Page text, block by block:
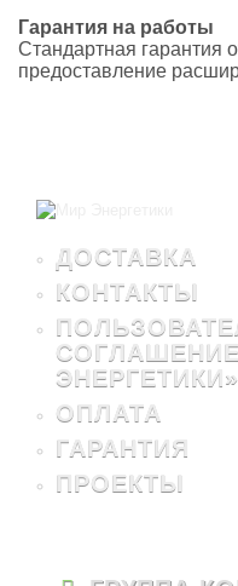
Гарантия на работы
Стандартная гарантия
предоставление
ДОСТАВКА
КОНТАКТЫ
ЭНЕРГЕТИКИ»
ОПЛАТА
ГАРАНТИЯ
ПРОЕКТЫ